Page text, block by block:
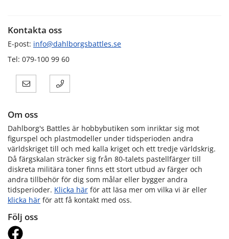
Kontakta oss
E-post: info@dahlborgsbattles.se
Tel: 079-100 99 60
Om oss
Dahlborg's Battles är hobbybutiken som inriktar sig mot
figurspel och plastmodeller under tidsperioden andra
världskriget till och med kalla kriget och ett tredje världskrig.
Då färgskalan sträcker sig från 80-talets pastellfärger till
diskreta militära toner finns ett stort utbud av färger och
andra tillbehör för dig som målar eller bygger andra
tidsperioder. Klicka här för att läsa mer om vilka vi är eller
klicka här för att få kontakt med oss.
Följ oss